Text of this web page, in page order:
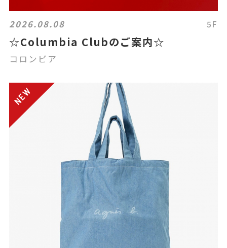
2026.08.08 5F
☆Columbia Clubのご案内☆
コロンビア